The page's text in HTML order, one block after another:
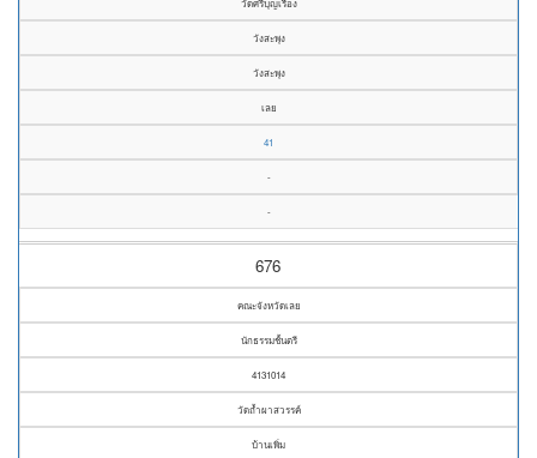
วัดศรีบุญเรือง
วังสะพุง
วังสะพุง
เลย
41
-
-
676
คณะจังหวัดเลย
นักธรรมชั้นตรี
4131014
วัดถ้ำผาสวรรค์
บ้านเพิ่ม